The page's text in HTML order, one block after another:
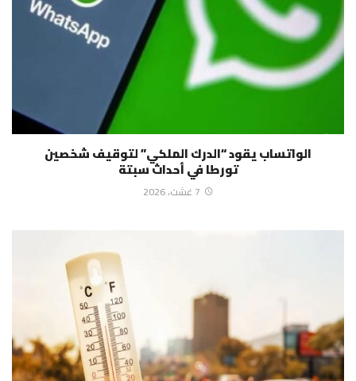
الواتساب يقود “الدرك الملكي” لتوقيف شخصين
تورطا في أحداث سبتة
7 غشت، 2026